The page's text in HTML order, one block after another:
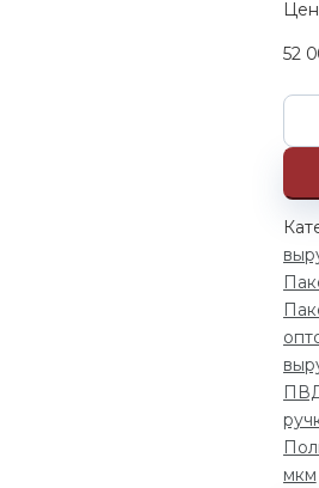
52
мкм